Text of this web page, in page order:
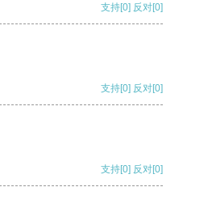
支持[0] 反对[0]
支持[0] 反对[0]
支持[0] 反对[0]